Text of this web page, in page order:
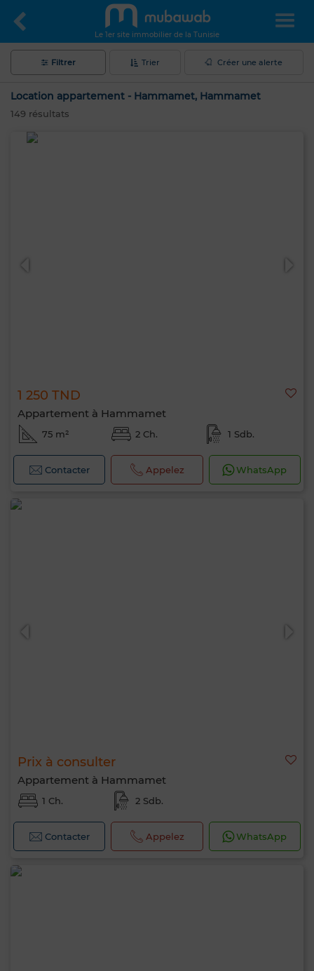
Le 1er site immobilier de la Tunisie
Filtrer Trier Créer une alerte
Location appartement - Hammamet, Hammamet
149 résultats
1 250 TND
Appartement à Hammamet
75 m² 2 Ch. 1 Sdb.
Contacter Appelez WhatsApp
Prix à consulter
Appartement à Hammamet
1 Ch. 2 Sdb.
Contacter Appelez WhatsApp